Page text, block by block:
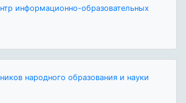
информационно-образовательных
народного образования и науки